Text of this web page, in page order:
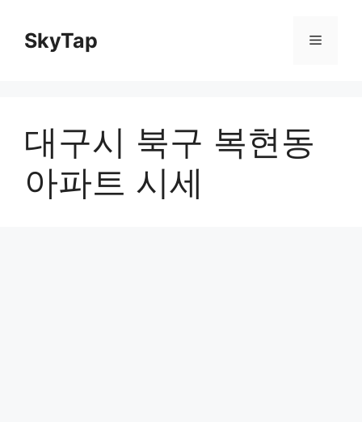
contentSkyTap Menu
대구시 북구 복현동
아파트 시세